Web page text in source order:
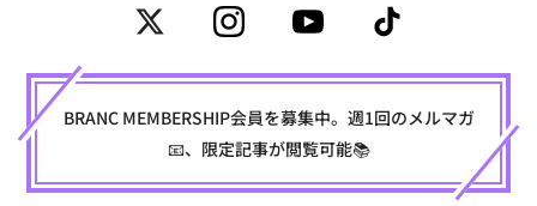
BRANC MEMBERSHIP会員を募集中。週1回のメルマガ
📧、限定記事が閲覧可能📚